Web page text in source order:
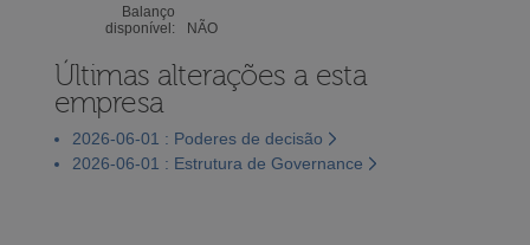
Balanço
disponível:
NÃO
Últimas alterações a esta
empresa
2026-06-01 : Poderes de decisão
2026-06-01 : Estrutura de Governance